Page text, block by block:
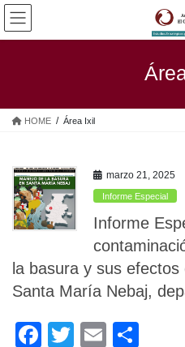
Saltar
contenido
Saltar
la
HOME Área Ixil
marzo 21, 2025
Informe Especial
Informe
la basura y sus
Santa María Nebaj,
F
T
E